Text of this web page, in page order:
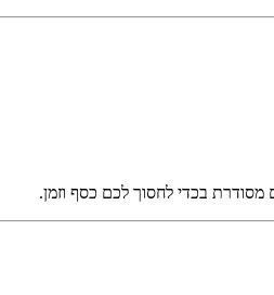
בכדי לחסוך לכם כסף וזמן.